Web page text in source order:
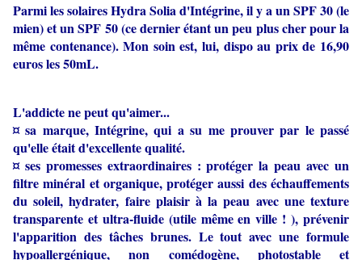
Parmi les solaires Hydra Solia d'Intégrine, il y a un SPF 30 (le
mien) et un SPF 50 (ce dernier étant un peu plus cher pour la
même contenance). Mon soin est, lui, dispo au prix de 16,90
euros les 50mL.
L'addicte ne peut qu'aimer...
¤ sa marque, Intégrine, qui a su me prouver par le passé
qu'elle était d'excellente qualité.
¤ ses promesses extraordinaires : protéger la peau avec un
filtre minéral et organique, protéger aussi des échauffements
du soleil, hydrater, faire plaisir à la peau avec une texture
transparente et ultra-fluide (utile même en ville ! ), prévenir
l'apparition des tâches brunes. Le tout avec une formule
hypoallergénique, non comédogène, photostable et